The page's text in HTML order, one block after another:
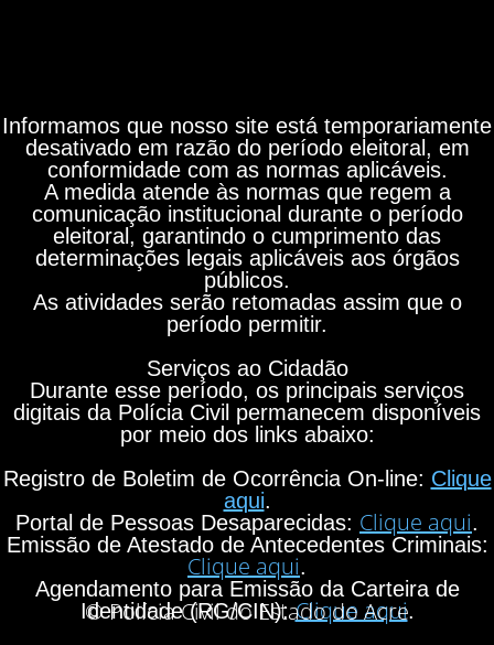
Informamos que nosso site está temporariamente
desativado em razão do período eleitoral, em
conformidade com as normas aplicáveis.
A medida atende às normas que regem a
comunicação institucional durante o período
eleitoral, garantindo o cumprimento das
determinações legais aplicáveis aos órgãos
públicos.
As atividades serão retomadas assim que o
período permitir.
Serviços ao Cidadão
Durante esse período, os principais serviços
digitais da Polícia Civil permanecem disponíveis
por meio dos links abaixo:
Registro de Boletim de Ocorrência On-line: Clique
aqui.
Portal de Pessoas Desaparecidas: Clique aqui.
Emissão de Atestado de Antecedentes Criminais:
Clique aqui.
Agendamento para Emissão da Carteira de
Identidade (RG/CIN):Clique aqui.
© Polícia Civil do Estado do Acre